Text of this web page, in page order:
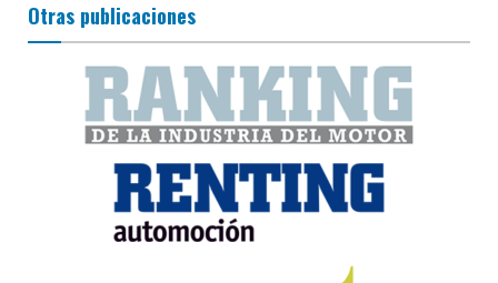
Otras publicaciones